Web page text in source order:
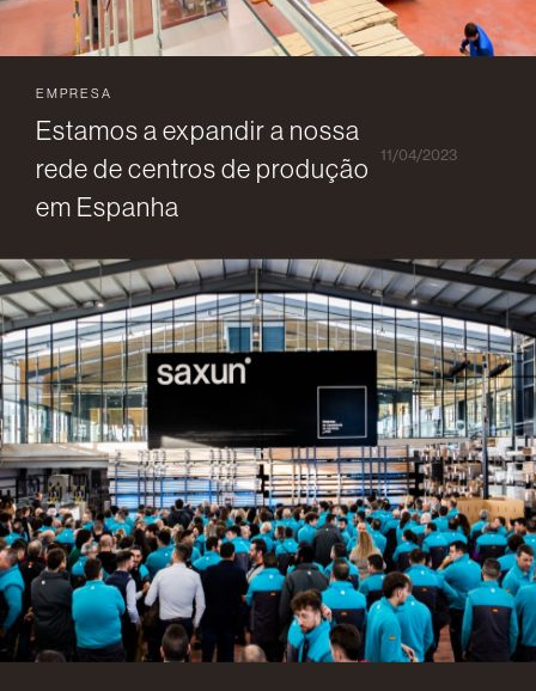
EMPRESA
Estamos a expandir a nossa
rede de centros de produção
em Espanha
11/04/2023